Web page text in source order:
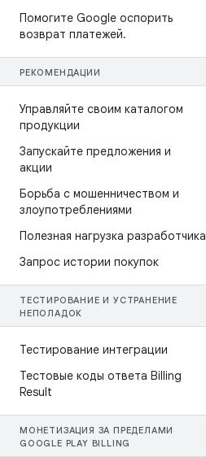
Помогите Google оспорить
возврат платежей.
РЕКОМЕНДАЦИИ
Управляйте своим каталогом
продукции
Запускайте предложения и
акции
Борьба с мошенничеством и
злоупотреблениями
Полезная нагрузка разработчика
Запрос истории покупок
ТЕСТИРОВАНИЕ И УСТРАНЕНИЕ
НЕПОЛАДОК
Тестирование интеграции
Тестовые коды ответа Billing
Result
МОНЕТИЗАЦИЯ ЗА ПРЕДЕЛАМИ
GOOGLE PLAY BILLING